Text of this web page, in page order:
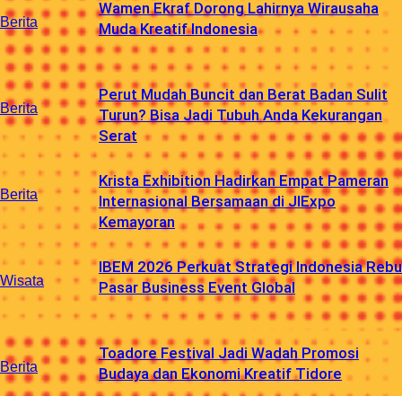
Berita
Wamen Ekraf Dorong Lahirnya Wirausaha
Muda Kreatif Indonesia
Berita
Perut Mudah Buncit dan Berat Badan Sulit
Turun? Bisa Jadi Tubuh Anda Kekurangan
Serat
Berita
Krista Exhibition Hadirkan Empat Pameran
Internasional Bersamaan di JIExpo
Kemayoran
Wisata
IBEM 2026 Perkuat Strategi Indonesia
Pasar Business Event Global
Berita
Toadore Festival Jadi Wadah Promosi
Budaya dan Ekonomi Kreatif Tidore